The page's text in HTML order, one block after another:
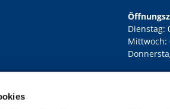
Dienstag:
Mittwoch:
Berlin-Mitte · Yorckstr. 88C,